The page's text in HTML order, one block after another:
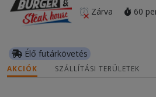
Zárva
60
Élő futárkövetés
AKCIÓK SZÁLLÍTÁSI TERÜLETEK